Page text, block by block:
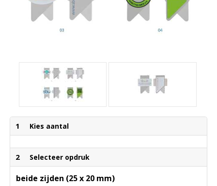
1 Kies aantal
2 Selecteer opdruk
beide zijden (25 x 20 mm)